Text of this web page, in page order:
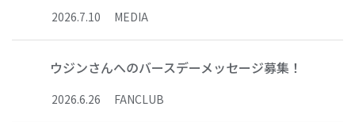
2026.7.10 MEDIA
ウジンさんへのバースデーメッセージ募集！
2026.6.26 FANCLUB